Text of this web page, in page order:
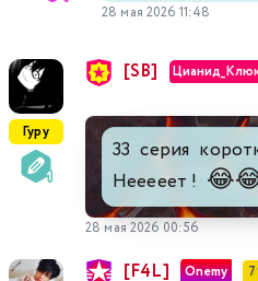
28 мая 2026 11:48
Гуру
[SB]
33 серия
Нееееет ! 😂
28 мая 2026 00:56
[F4L] Onemy